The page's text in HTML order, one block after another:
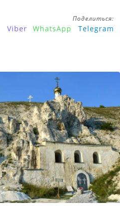
Поделиться:
Viber WhatsApp Telegram